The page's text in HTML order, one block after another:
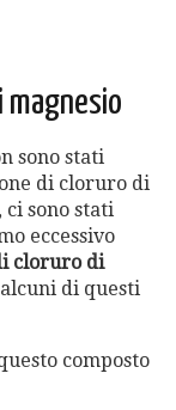
magnesio
sono stati
di cloruro di
sono stati
eccessivo
cloruro di
di questi
composto